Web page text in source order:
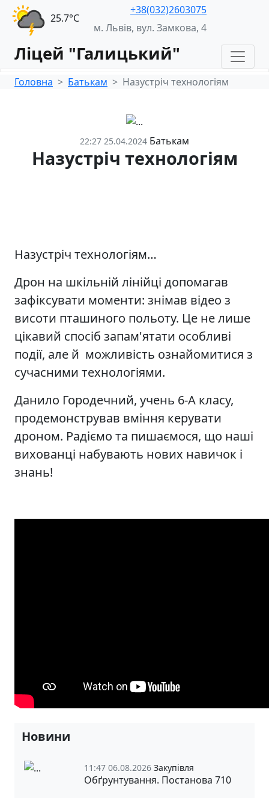
25.7°С
+38(032)2603075
м. Львів, вул. Замкова, 4
Ліцей "Галицький"
Головна Батькам Назустріч технологіям
22:27 25.04.2024 Батькам
Назустріч технологіям
Назустріч технологіям…
Дрон на шкільній лінійці допомагав
зафіксувати моменти: знімав відео з
висоти пташиного польоту. Це не лише
цікавий спосіб запам'ятати особливі
події, але й можливість ознайомитися з
сучасними технологіями.
Данило Городечний, учень 6-А класу,
продемонстрував вміння керувати
дроном. Радіємо та пишаємося, що наші
вихованці набувають нових навичок і
знань!
Новини
11:47 06.08.2026 Закупівля
Обґрунтування. Постанова 710